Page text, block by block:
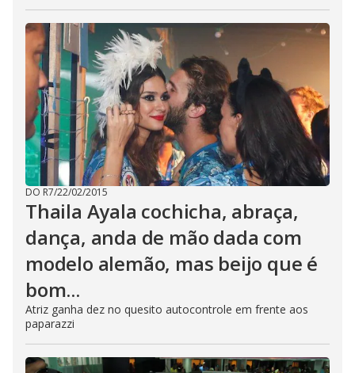
DO R7/22/02/2015
Thaila Ayala cochicha, abraça,
dança, anda de mão dada com
modelo alemão, mas beijo que é
bom...
Atriz ganha dez no quesito autocontrole em frente aos
paparazzi